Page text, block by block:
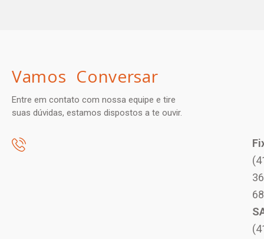
Vamos Conversar
Entre em contato com nossa equipe e tire
suas dúvidas, estamos dispostos a te ouvir.